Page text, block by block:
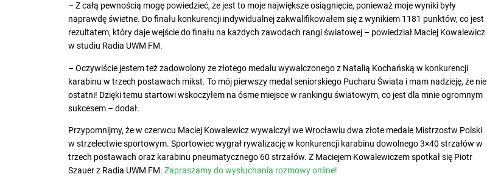
– Z całą pewnością mogę powiedzieć, że jest to moje największe osiągnięcie, ponieważ moje wyniki były
naprawdę świetne. Do finału konkurencji indywidualnej zakwalifikowałem się z wynikiem 1181 punktów, co jest
rezultatem, który daje wejście do finału na każdych zawodach rangi światowej – powiedział Maciej Kowalewicz
w studiu Radia UWM FM.
– Oczywiście jestem też zadowolony ze złotego medalu wywalczonego z Natalią Kochańską w konkurencji
karabinu w trzech postawach mikst. To mój pierwszy medal seniorskiego Pucharu Świata i mam nadzieję, że nie
ostatni! Dzięki temu startowi wskoczyłem na ósme miejsce w rankingu światowym, co jest dla mnie ogromnym
sukcesem – dodał.
Przypomnijmy, że w czerwcu Maciej Kowalewicz wywalczył we Wrocławiu dwa złote medale Mistrzostw Polski
w strzelectwie sportowym. Sportowiec wygrał rywalizację w konkurencji karabinu dowolnego 3×40 strzałów w
trzech postawach oraz karabinu pneumatycznego 60 strzałów. Z Maciejem Kowalewiczem spotkał się Piotr
Szauer z Radia UWM FM. Zapraszamy do wysłuchania rozmowy online!